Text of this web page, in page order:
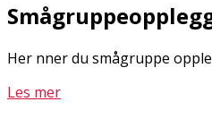
Her finner du smågruppe
Les mer